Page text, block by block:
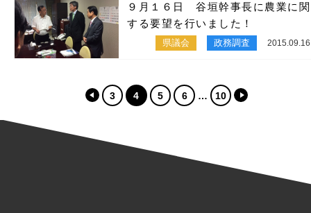
９月１６日 谷垣幹事長に農業に関
する要望を行いました！
県議会 政務調査 2015.09.16
3 4 5 6 10